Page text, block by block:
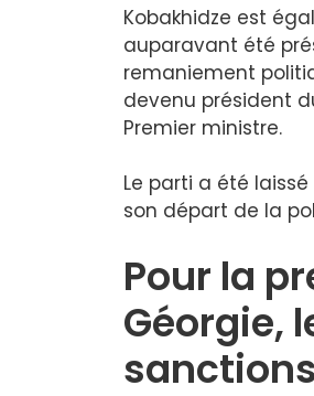
Kobakhidze est
auparavant été
remaniement
devenu président
Premier ministre.
Le parti a été
son départ de la
Pour la
Géorgie,